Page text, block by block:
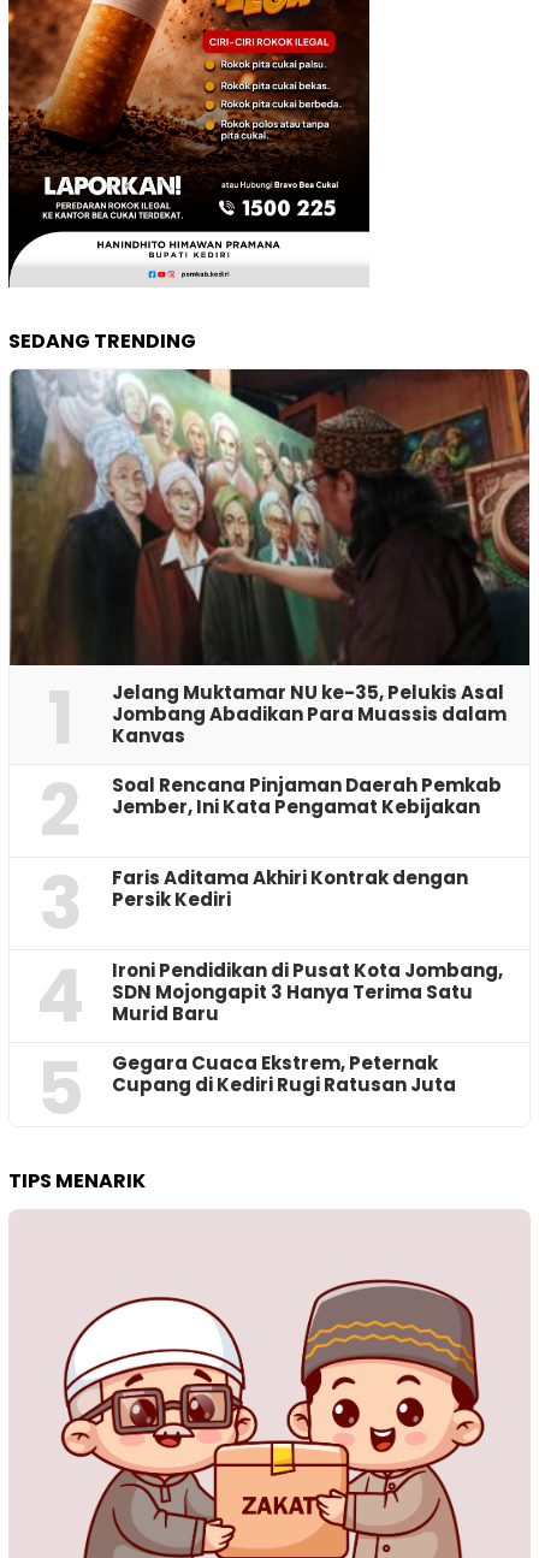
SEDANG TRENDING
1
Jelang Muktamar NU ke-35, Pelukis Asal
Jombang Abadikan Para Muassis dalam
Kanvas
2
‎Soal Rencana Pinjaman Daerah Pemkab
Jember, Ini Kata Pengamat Kebijakan ‎
3
Faris Aditama Akhiri Kontrak dengan
Persik Kediri
4
Ironi Pendidikan di Pusat Kota Jombang,
SDN Mojongapit 3 Hanya Terima Satu
Murid Baru
5
‎Gegara Cuaca Ekstrem, Peternak
Cupang di Kediri Rugi Ratusan Juta
TIPS MENARIK